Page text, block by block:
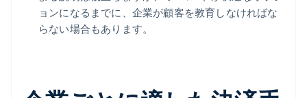
ョンになるまでに、企業が顧客を教育しなければな
らない場合もあります。